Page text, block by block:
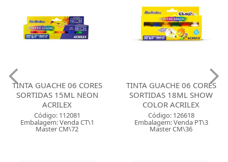
TINTA GUACHE 06 CORES
SORTIDAS 15ML NEON
ACRILEX
Código: 112081
Embalagem: Venda CT\1
Master CM\72
TINTA GUACHE 06 CORES
SORTIDAS 18ML SHOW
COLOR ACRILEX
Código: 126618
Embalagem: Venda PT\3
Master CM\36